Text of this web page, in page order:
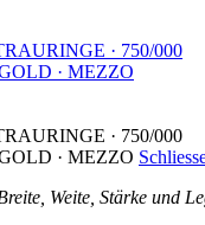
· 750/000
· MEZZO
· 750/000
· MEZZO
Weite, Stärke und